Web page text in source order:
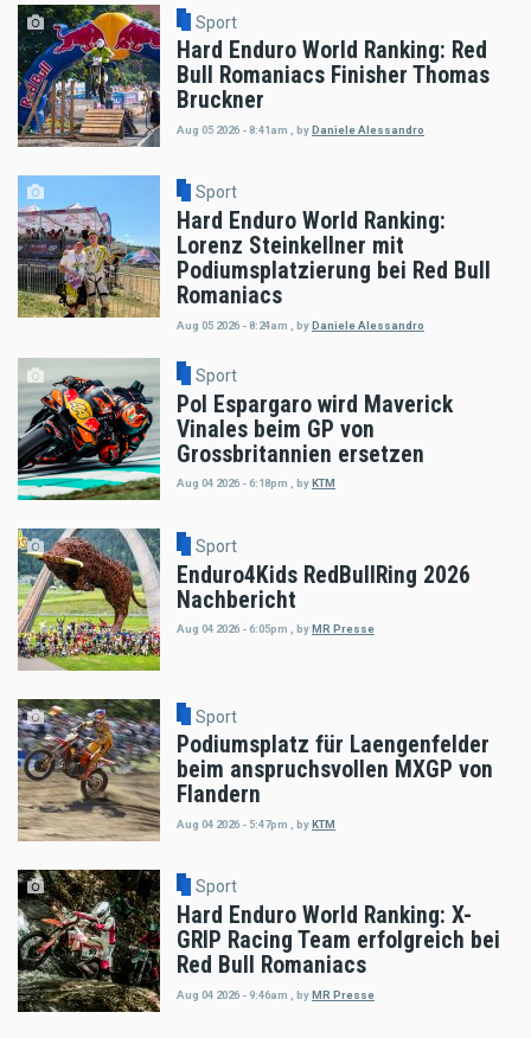
Sport
Hard Enduro World Ranking: Red
Bull Romaniacs Finisher Thomas
Bruckner
Aug 05 2026 - 8:41am byDaniele Alessandro
Sport
Hard Enduro World Ranking:
Lorenz Steinkellner mit
Podiumsplatzierung bei Red Bull
Romaniacs
Aug 05 2026 - 8:24am byDaniele Alessandro
Sport
Pol Espargaro wird Maverick
Vinales beim GP von
Grossbritannien ersetzen
Aug 04 2026 - 6:18pm , byKTM
Sport
Enduro4Kids RedBullRing 2026
Nachbericht
Aug 04 2026 - 6:05pm byMR Presse
Sport
Podiumsplatz für Laengenfelder
beim anspruchsvollen MXGP von
Flandern
Aug 04 2026 - 5:47pm byKTM
Sport
Hard Enduro World Ranking: X-
GRIP Racing Team erfolgreich bei
Red Bull Romaniacs
Aug 04 2026 - 9:46am byMR Presse